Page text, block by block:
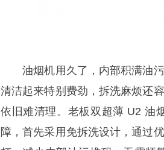
油烟机用久了，内部积满油污
清洁起来特别费劲，拆洗麻烦还
依旧难清理。老板双超薄 U2 油
障，首先采用免拆洗设计，通过